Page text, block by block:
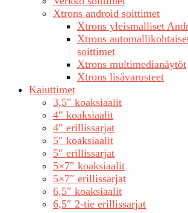
Xtrons android soittimet
Xtrons yleismalliset
Xtrons
soittimet
Xtrons multimedianäytöt
Xtrons lisävarusteet
Kaiuttimet
3,5″ koaksiaalit
4″ koaksiaalit
4″ erillissarjat
5″ koaksiaalit
5″ erillissarjat
5×7″ koaksiaalit
5×7″ erillissarjat
6,5″ koaksiaalit
6,5″ 2-tie erillissarjat